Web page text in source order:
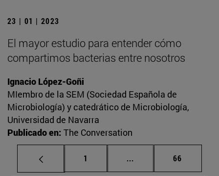
23 | 01 | 2023
El mayor estudio para entender cómo
compartimos bacterias entre nosotros
Ignacio López-Goñi
MIembro de la SEM (Sociedad Española de
Microbiología) y catedrático de Microbiología,
Universidad de Navarra
Publicado en: The Conversation
Página
1 ... Páginas intermedias
Página
66